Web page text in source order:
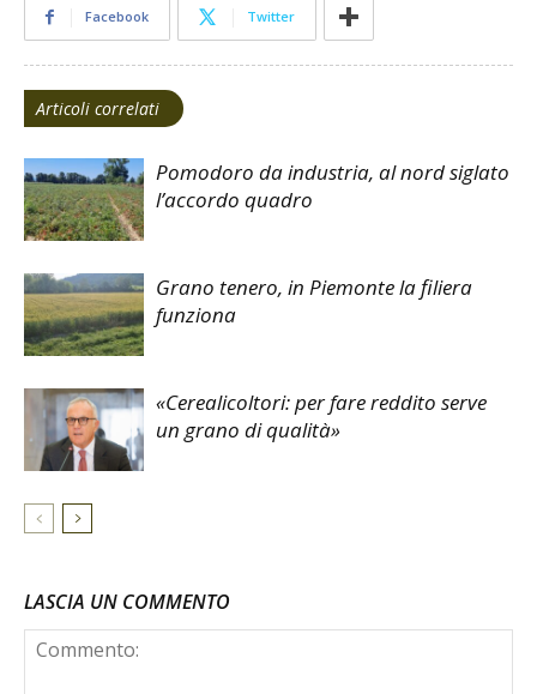
Facebook Twitter
Articoli correlati
Pomodoro da industria, al nord siglato
l’accordo quadro
Grano tenero, in Piemonte la filiera
funziona
«Cerealicoltori: per fare reddito serve
un grano di qualità»
LASCIA UN COMMENTO